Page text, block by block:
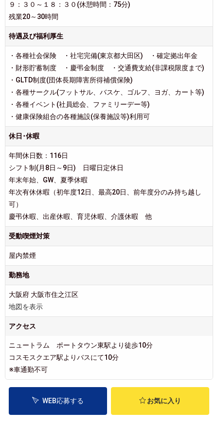
９：３０～１８：３０(休憩時間：75分)
残業20～30時間
待遇及び福利厚生
・各種社会保険 ・社宅完備(東京都大田区) ・確定拠出年金
・財形貯蓄制度 ・慶弔金制度 ・交通費支給(非課税限度まで)
・GLTD制度(団体長期障害所得補償保険)
・各種サークル(フットサル、バスケ、ゴルフ、ヨガ、カート等)
・各種イベント(社員総会、ファミリーデー等)
・健康保険組合の各種施設(保養施設等)利用可
休日･休暇
年間休日数：116日
シフト制(月8日～9日) 日曜日定休日
年末年始、GW、夏季休暇
年次有休休暇（初年度12日、最高20日、前年度分のみ持ち越し
可）
慶弔休暇、出産休暇、育児休暇、介護休暇 他
受動喫煙対策
屋内禁煙
勤務地
大阪府 大阪市住之江区
地図を表示
アクセス
ニュートラム ポートタウン東駅より徒歩10分
コスモスクエア駅よりバスにて10分
※車通勤不可
WEB応募する お気に入り